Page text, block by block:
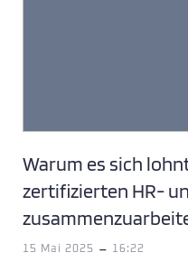
Warum es sich
zertifizierten HR-
15 Mai 2025 - 16:22